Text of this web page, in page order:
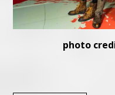
photo